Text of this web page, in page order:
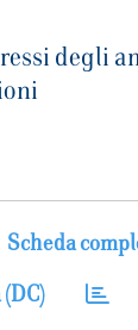
degli
Scheda